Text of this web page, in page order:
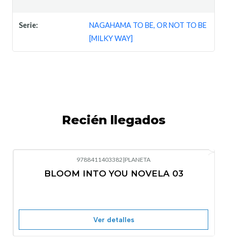
Serie:
NAGAHAMA TO BE, OR NOT TO BE
[MILKY WAY]
Recién llegados
9788411403382 |PLANETA
BLOOM INTO YOU NOVELA 03
Ver detalles